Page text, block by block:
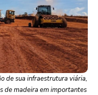
de sua infraestrutura viária,
de madeira em importantes